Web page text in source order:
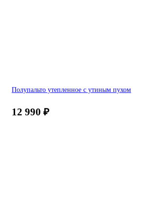
Полупальто утепленное с утиным пухом
12 990 ₽